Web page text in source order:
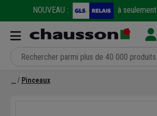
NOUVEAU : à seulement
Pinceaux